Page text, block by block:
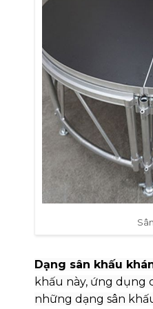
Dạng sân khấu
khấu này, ứng dụng
những dạng sân